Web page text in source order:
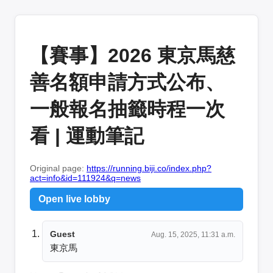
【賽事】2026 東京馬慈
善名額申請方式公布、
一般報名抽籤時程一次
看 | 運動筆記
Original page: https://running.biji.co/index.php?
act=info&id=111924&q=news
Open live lobby
Guest Aug. 15, 2025, 11:31 a.m.
東京馬